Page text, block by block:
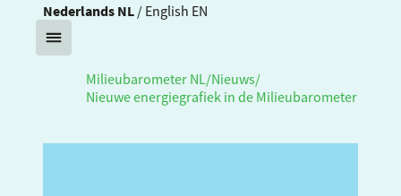
Nederlands NL / English EN
Milieubarometer NL /Nieuws/
Nieuwe energiegrafiek in de Milieubarometer